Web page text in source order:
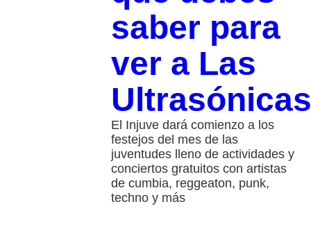
saber para
ver a Las
Ultrasónicas
El Injuve dará comienzo a los
festejos del mes de las
juventudes lleno de actividades y
conciertos gratuitos con artistas
de cumbia, reggeaton, punk,
techno y más